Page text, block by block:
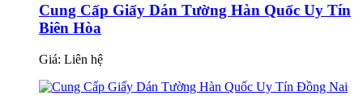
Cung Cấp Giấy Dán Tường Hàn Quốc Uy Tín
Biên Hòa
Giá: Liên hệ